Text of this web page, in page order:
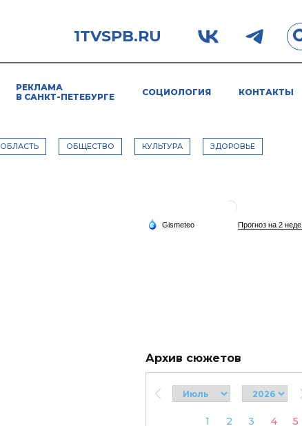
1TVSPB.RU
РЕКЛАМА
В САНКТ-ПЕТЕБУРГЕ
СОЦИОЛОГИЯ КОНТАКТЫ
ОБЛАСТЬ ОБЩЕСТВО КУЛЬТУРА ЗДОРОВЬЕ
Архив сюжетов
1 2 3 4
5